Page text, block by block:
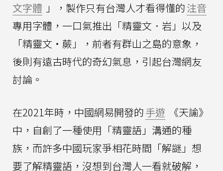
文字體 」，製作只有台灣人才看得懂的注音
專用字體，一口氣推出「精靈文．岩」以及
「精靈文・蕨」，前者有群山之島的意象，
後則有遠古時代的奇幻氣息，引起台灣網友
討論。
在2021年時，中國網易開發的手遊
《天諭》
中，自創了一種使用「精靈語」溝通的種
族，而許多中國玩家爭相花時間「解謎」想
要了解精靈語，沒想到台灣人一看就破解，